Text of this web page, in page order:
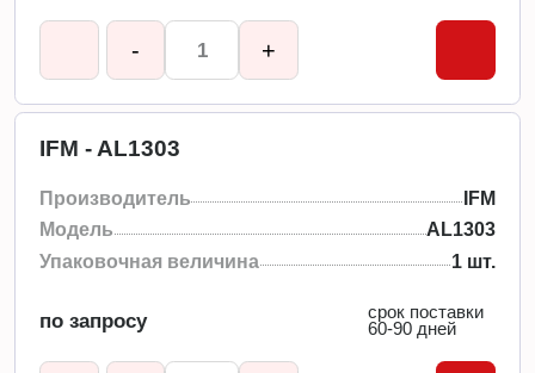
- +
IFM - AL1303
Производитель
IFM
Модель
AL1303
Упаковочная величина
1 шт.
по запросу
срок поставки
60-90 дней